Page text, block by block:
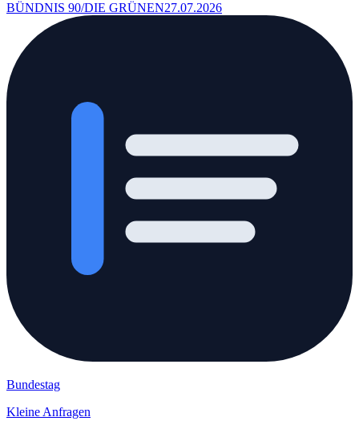
BÜNDNIS 90/DIE GRÜNEN27.07.2026
Bundestag
Kleine Anfragen